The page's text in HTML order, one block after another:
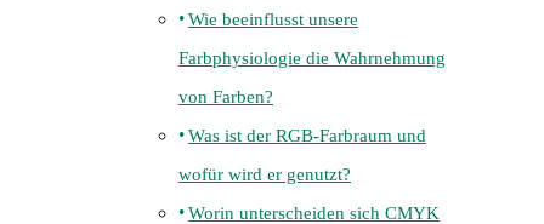
Wie beeinflusst unsere
Farbphysiologie die Wahrnehmung
von Farben?
Was ist der RGB-Farbraum und
wofür wird er genutzt?
Worin unterscheiden sich CMYK